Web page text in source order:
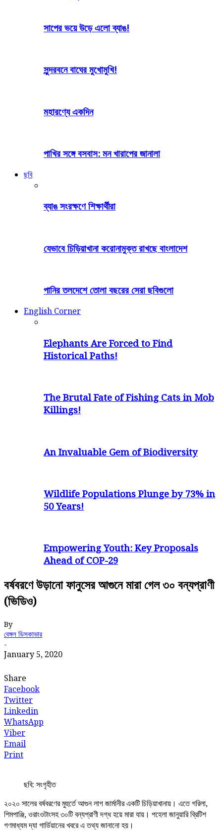
সাপের ভয়ে উড়ে এলো ব্যাঙ!
সুন্দরবনে বাঘের মুখোমুখি!
মহারণ্যে একদিন
পাখির সঙ্গে বসবাস: মন খারাপের জানালা
ছবি
ব্যাঙ সংরক্ষণে শিক্ষার্থীরা
যেভাবে চিড়িয়াখানা করোনামুক্ত রাখছে বাংলাদেশ
পানির তলদেশে তোলা বছরের সেরা ছবিগুলো
English Corner
Elephants Are Forced to Find
Historical Paths!
The Brutal Fate of Fishing Cats in Mob
Killings!
An Invaluable Gem of Biodiversity
Wildlife Populations Plunge by 73% in
50 Years!
Empowering Youth: Key Proposals
Ahead of COP-29
বর্ষবরণে উড়ানো ফানুসের আগুনে মারা গেল ৩০ বন্যপ্রাণী
(ভিডিও)
By
বেঙ্গল ডিসকাভার
-
January 5, 2020
Share
Facebook
Twitter
Linkedin
WhatsApp
Viber
Email
Print
ছবি: সংগৃহীত
২০২০ সালের বর্ষবরণের মুহুর্তে আগুন লাগ জার্মানীর একটি চিড়িয়াখানায়। এতে গরিলা,
শিমপাঞ্জি, ওরাংওটাংসহ ৩০টি বন্যপ্রাণী দগ্ধ হয়ে মারা যায়। পহেলা জানুয়ারি ব্রিটিশ
গণমাধ্যম দ্যা গার্ডিয়ানের খবরে এ তথ্য জানানো হয়।